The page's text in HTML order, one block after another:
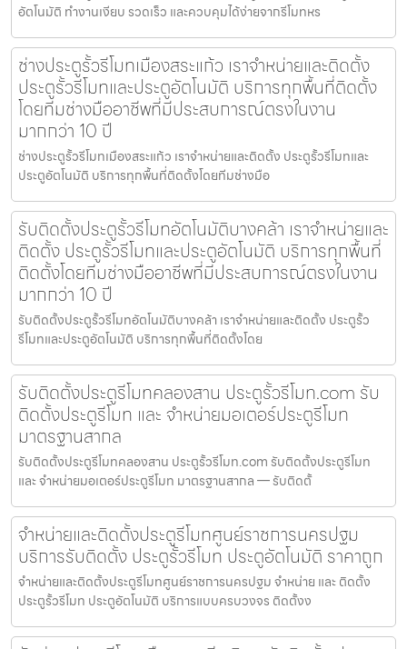
อัตโนมัติ ทำงานเงียบ รวดเร็ว และควบคุมได้ง่ายจากรีโมทหร
ช่างประตูรั้วรีโมทเมืองสระแก้ว เราจำหน่ายและติดตั้ง
ประตูรั้วรีโมทและประตูอัตโนมัติ บริการทุกพื้นที่ติดตั้ง
โดยทีมช่างมืออาชีพที่มีประสบการณ์ตรงในงาน
มากกว่า 10 ปี
ช่างประตูรั้วรีโมทเมืองสระแก้ว เราจำหน่ายและติดตั้ง ประตูรั้วรีโมทและ
ประตูอัตโนมัติ บริการทุกพื้นที่ติดตั้งโดยทีมช่างมือ
รับติดตั้งประตูรั้วรีโมทอัตโนมัติบางคล้า เราจำหน่ายและ
ติดตั้ง ประตูรั้วรีโมทและประตูอัตโนมัติ บริการทุกพื้นที่
ติดตั้งโดยทีมช่างมืออาชีพที่มีประสบการณ์ตรงในงาน
มากกว่า 10 ปี
รับติดตั้งประตูรั้วรีโมทอัตโนมัติบางคล้า เราจำหน่ายและติดตั้ง ประตูรั้ว
รีโมทและประตูอัตโนมัติ บริการทุกพื้นที่ติดตั้งโดย
รับติดตั้งประตูรีโมทคลองสาน ประตูรั้วรีโมท.com รับ
ติดตั้งประตูรีโมท และ จำหน่ายมอเตอร์ประตูรีโมท
มาตรฐานสากล
รับติดตั้งประตูรีโมทคลองสาน ประตูรั้วรีโมท.com รับติดตั้งประตูรีโมท
และ จำหน่ายมอเตอร์ประตูรีโมท มาตรฐานสากล — รับติดตั้
จำหน่ายและติดตั้งประตูรีโมทศูนย์ราชการนครปฐม
บริการรับติดตั้ง ประตูรั้วรีโมท ประตูอัตโนมัติ ราคาถูก
จำหน่ายและติดตั้งประตูรีโมทศูนย์ราชการนครปฐม จำหน่าย และ ติดตั้ง
ประตูรั้วรีโมท ประตูอัตโนมัติ บริการแบบครบวงจร ติดตั้งง